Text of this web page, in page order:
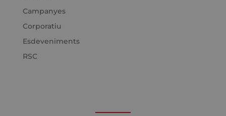
Campanyes
Corporatiu
Esdeveniments
RSC